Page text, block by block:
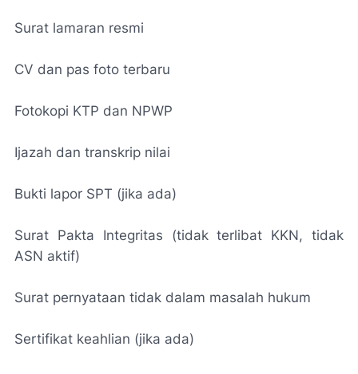
Surat lamaran resmi
CV dan pas foto terbaru
Fotokopi KTP dan NPWP
Ijazah dan transkrip nilai
Bukti lapor SPT (jika ada)
Surat Pakta Integritas (tidak terlibat KKN, tidak
ASN aktif)
Surat pernyataan tidak dalam masalah hukum
Sertifikat keahlian (jika ada)